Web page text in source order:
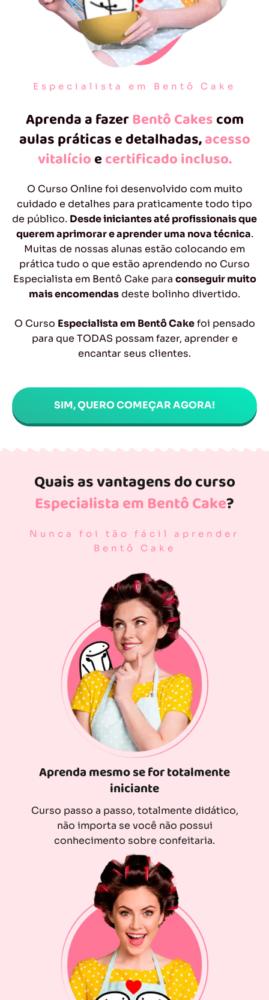
Especialista em Bentô Cake
Aprenda a fazerBentô Cakescom
aulas práticas e detalhadas,acesso
vitalícioecertificado incluso.
O Curso Online foi desenvolvido com muito
cuidado e detalhes para praticamente todo tipo
de público. Desde iniciantes até profissionais que
querem aprimorar e aprender uma nova técnica.
Muitas de nossas alunas estão colocando em
prática tudo o que estão aprendendo no Curso
Especialista em Bentô Cake para conseguir muito
mais encomendasdeste bolinho divertido.
O Curso Especialista em Bentô Cakefoi pensado
para que TODAS possam fazer, aprender e
encantar seus clientes.
SIM, QUERO COMEÇAR AGORA!
Quais as vantagens do curso
Especialista em Bentô Cake?
Nunca foi tão fácil aprender
Bentô Cake
Aprenda mesmo se for totalmente
iniciante
Curso passo a passo, totalmente didático,
não importa se você não possui
conhecimento sobre confeitaria.